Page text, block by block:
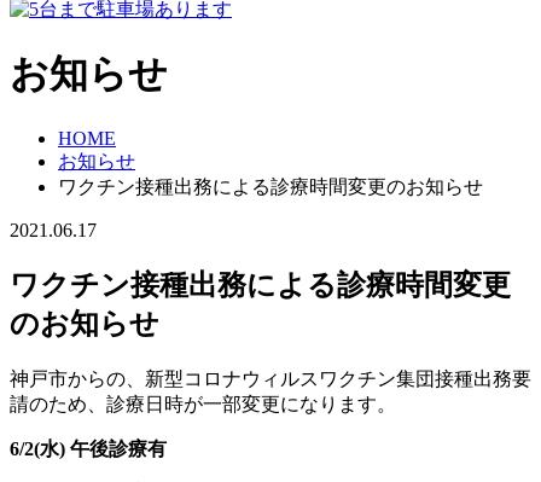
お知らせ
HOME
お知らせ
ワクチン接種出務による診療時間変更のお知らせ
2021.06.17
ワクチン接種出務による診療時間変更
のお知らせ
神戸市からの、新型コロナウィルスワクチン集団接種出務要
請のため、診療日時が一部変更になります。
6/2(水) 午後診療有